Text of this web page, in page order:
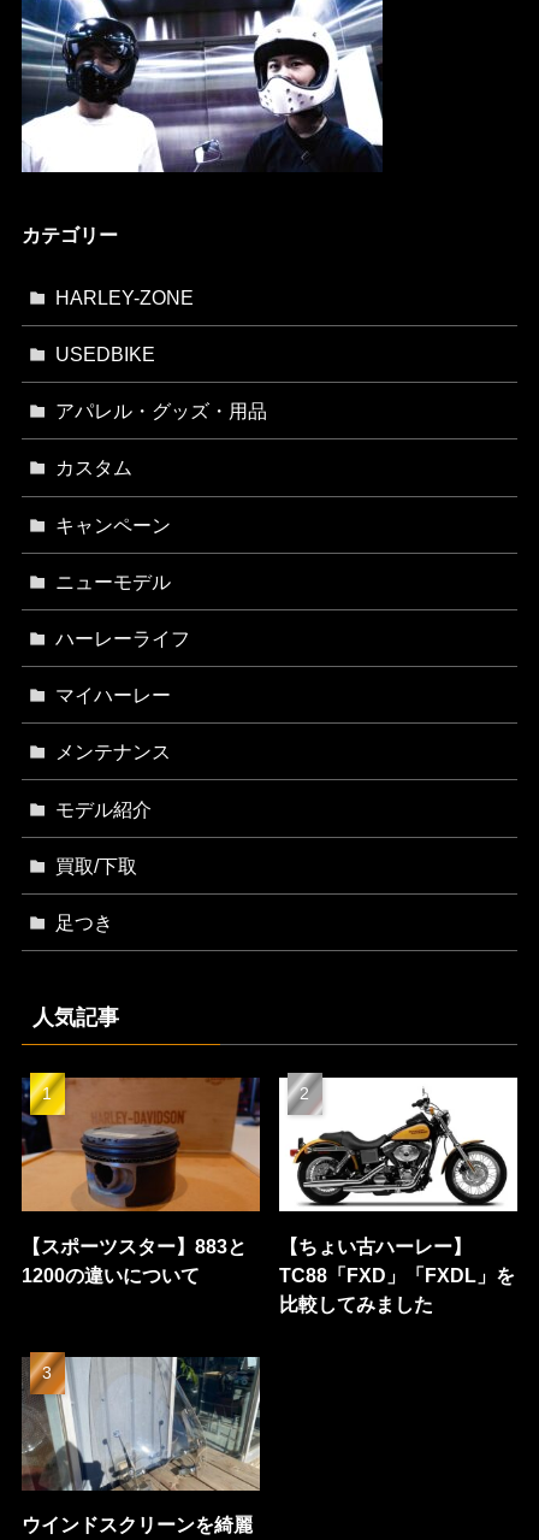
カテゴリー
HARLEY-ZONE
USEDBIKE
アパレル・グッズ・用品
カスタム
キャンペーン
ニューモデル
ハーレーライフ
マイハーレー
メンテナンス
モデル紹介
買取/下取
足つき
人気記事
【スポーツスター】883と
1200の違いについて
【ちょい古ハーレー】
TC88「FXD」「FXDL」を
比較してみました
ウインドスクリーンを綺麗